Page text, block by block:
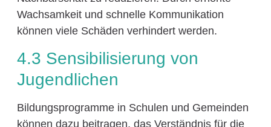
Wachsamkeit und schnelle Kommunikation
können viele Schäden verhindert werden.
4.3 Sensibilisierung von
Jugendlichen
Bildungsprogramme in Schulen und Gemeinden
können dazu beitragen, das Verständnis für die